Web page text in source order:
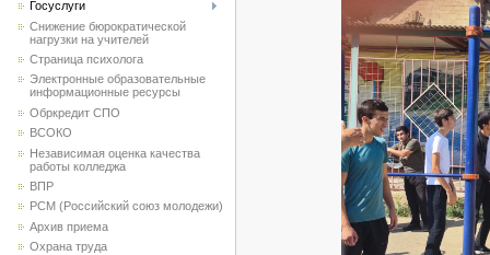
Госуслуги
Снижение бюрократической
нагрузки на учителей
Страница психолога
Электронные образовательные
информационные ресурсы
Обркредит СПО
ВСОКО
Независимая оценка качества
работы колледжа
ВПР
РСМ (Российский союз молодежи)
Архив приема
Охрана труда